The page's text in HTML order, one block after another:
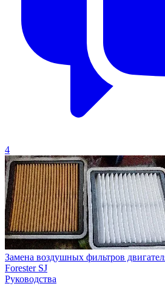
4
Замена воздушных фильтров
Forester SJ
Руководства